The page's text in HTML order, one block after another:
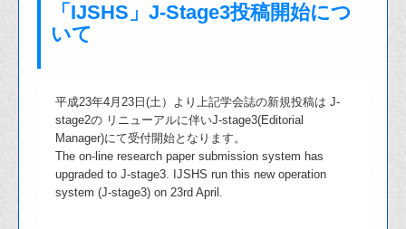
お問い合わせ
「IJSHS」J-Stage3投稿開始につ
いて
平成23年4月23日(土）より上記学会誌の新規投稿は J-
stage2の リニューアルに伴いJ-stage3(Editorial
Manager)にて受付開始となります。
The on-line research paper submission system has
upgraded to J-stage3. IJSHS run this new operation
system (J-stage3) on 23rd April.